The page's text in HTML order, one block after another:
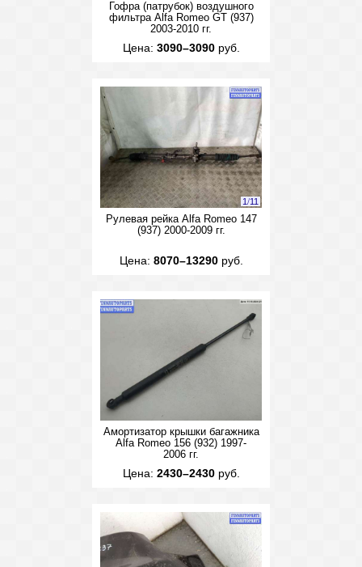
Гофра (патрубок) воздушного
фильтра Alfa Romeo GT (937)
2003-2010 гг.
Цена: 3090–3090руб.
1/11
Рулевая рейка Alfa Romeo 147
(937) 2000-2009 гг.
Цена: 8070–13290руб.
Амортизатор крышки багажника
Alfa Romeo 156 (932) 1997-
2006 гг.
Цена: 2430–2430руб.